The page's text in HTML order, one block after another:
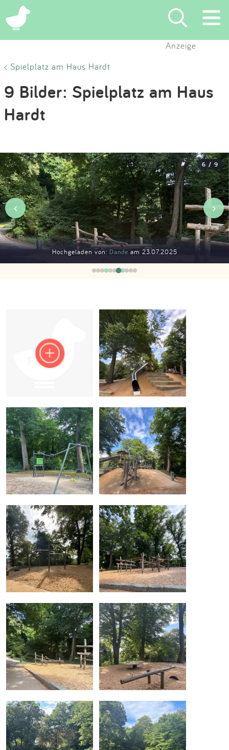
×
Suchen
Eintragen
Blog
Partner
Kontakt
Impressum
Anmelden
Anzeige
< Spielplatz am Haus Hardt
9 Bilder: Spielplatz am Haus
Hardt
Hochgeladen von: Dandeam 23.07.2025
6 / 9
‹ ›